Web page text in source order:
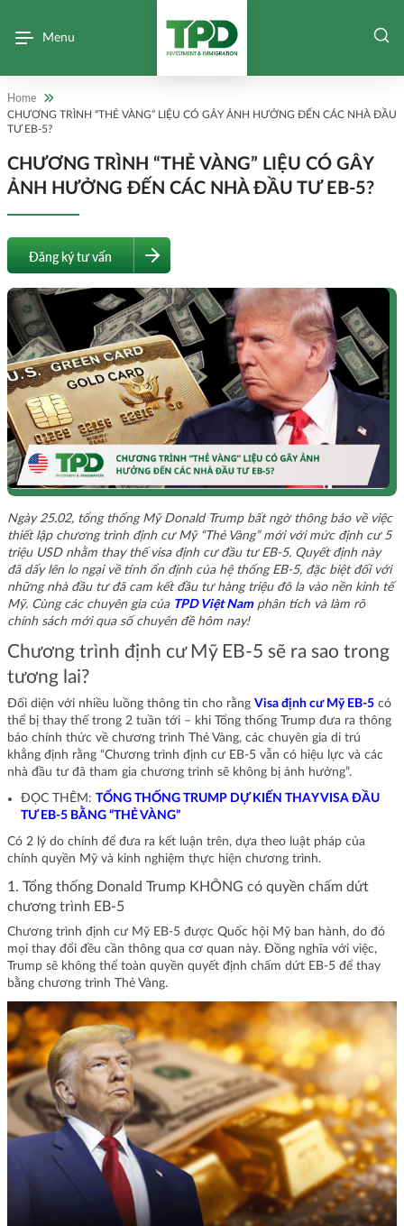
Menu
Home
CHƯƠNG TRÌNH “THẺ VÀNG” LIỆU CÓ GÂY ẢNH HƯỞNG ĐẾN CÁC NHÀ ĐẦU
TƯ EB-5?
CHƯƠNG TRÌNH “THẺ VÀNG” LIỆU CÓ GÂY
ẢNH HƯỞNG ĐẾN CÁC NHÀ ĐẦU TƯ EB-5?
Đăng ký tư vấn
Ngày 25.02, tổng thống Mỹ Donald Trump bất ngờ thông báo về việc
thiết lập chương trình định cư Mỹ “Thẻ Vàng” mới với mức định cư 5
triệu USD nhằm thay thế visa định cư đầu tư EB-5. Quyết định này
đã dấy lên lo ngại về tính ổn định của hệ thống EB-5, đặc biệt đối với
những nhà đầu tư đã cam kết đầu tư hàng triệu đô la vào nền kinh tế
Mỹ. Cùng các chuyên gia của TPD Việt Namphân tích và làm rõ
chính sách mới qua số chuyên đề hôm nay!
Chương trình định cư Mỹ EB-5 sẽ ra sao trong
tương lai?
Đối diện với nhiều luồng thông tin cho rằng Visa định cư Mỹ EB-5 có
thể bị thay thế trong 2 tuần tới – khi Tổng thống Trump đưa ra thông
báo chính thức về chương trình Thẻ Vàng, các chuyên gia di trú
khẳng định rằng “Chương trình định cư EB-5 vẫn có hiệu lực và các
nhà đầu tư đã tham gia chương trình sẽ không bị ảnh hưởng”.
ĐỌC THÊM: TỔNG THỐNG TRUMP DỰ KIẾN THAY VISA ĐẦU
TƯ EB-5 BẰNG “THẺ VÀNG”
Có 2 lý do chính để đưa ra kết luận trên, dựa theo luật pháp của
chính quyền Mỹ và kinh nghiệm thực hiện chương trình.
1. Tổng thống Donald Trump KHÔNG có quyền chấm dứt
chương trình EB-5
Chương trình định cư Mỹ EB-5 được Quốc hội Mỹ ban hành, do đó
mọi thay đổi đều cần thông qua cơ quan này. Đồng nghĩa với việc,
Trump sẽ không thể toàn quyền quyết định chấm dứt EB-5 để thay
bằng chương trình Thẻ Vàng.